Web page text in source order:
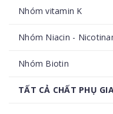
Nhóm vitamin K
Nhóm Niacin -
Nhóm Biotin
TẤT CẢ CHẤT PHỤ